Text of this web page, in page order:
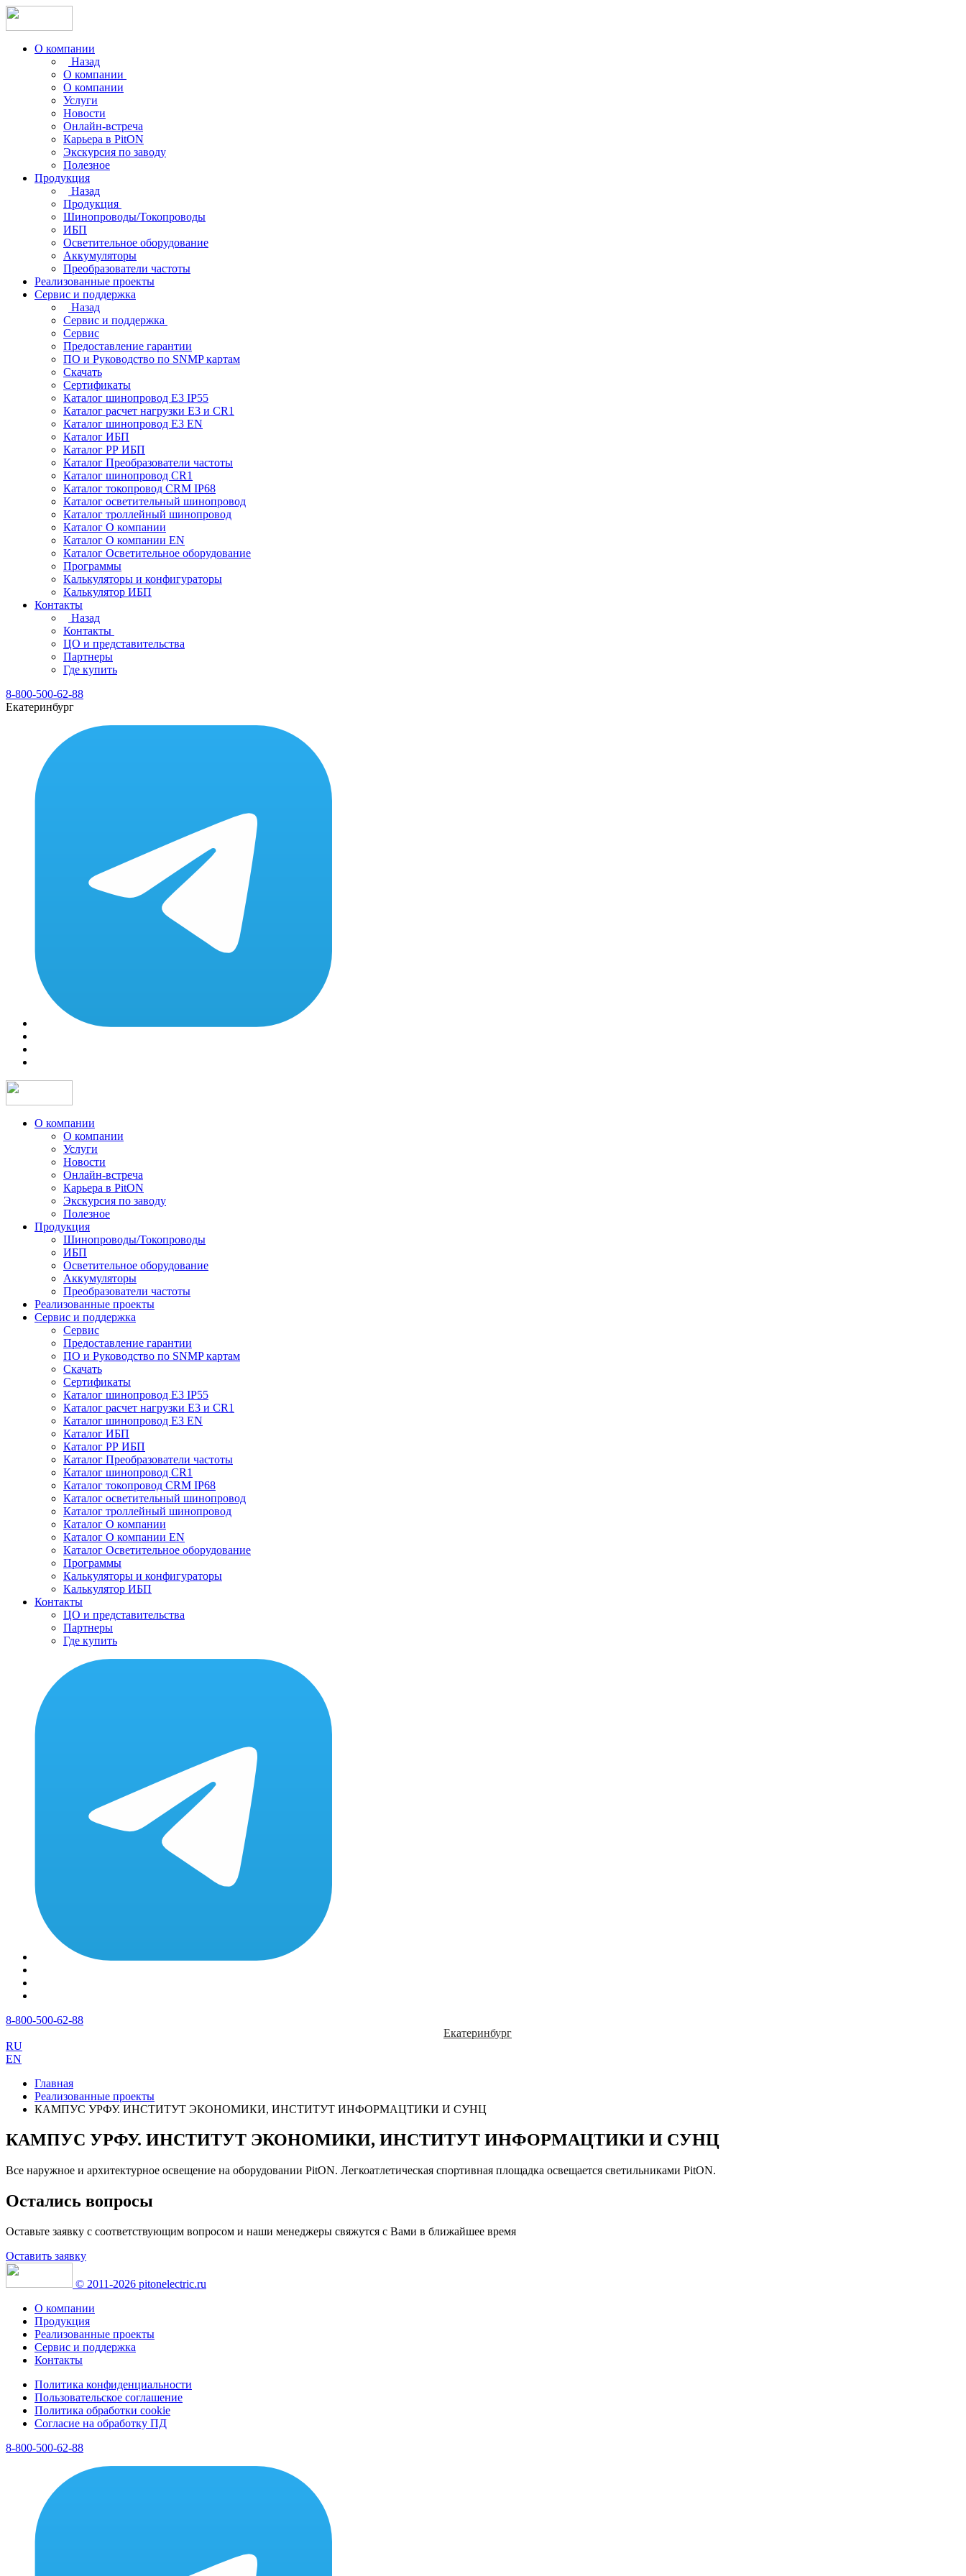
О компании
Назад
О компании
О компании
Услуги
Новости
Онлайн-встреча
Карьера в PitON
Экскурсия по заводу
Полезное
Продукция
Назад
Продукция
Шинопроводы/Токопроводы
ИБП
Осветительное оборудование
Аккумуляторы
Преобразователи частоты
Реализованные проекты
Сервис и поддержка
Назад
Сервис и поддержка
Сервис
Предоставление гарантии
ПО и Руководство по SNMP картам
Скачать
Сертификаты
Каталог шинопровод E3 IP55
Каталог расчет нагрузки Е3 и CR1
Каталог шинопровод E3 EN
Каталог ИБП
Каталог РР ИБП
Каталог Преобразователи частоты
Каталог шинопровод CR1
Каталог токопровод CRM IP68
Каталог осветительный шинопровод
Каталог троллейный шинопровод
Каталог О компании
Каталог О компании EN
Каталог Осветительное оборудование
Программы
Калькуляторы и конфигураторы
Калькулятор ИБП
Контакты
Назад
Контакты
ЦО и представительства
Партнеры
Где купить
8-800-500-62-88
Екатеринбург
О компании
О компании
Услуги
Новости
Онлайн-встреча
Карьера в PitON
Экскурсия по заводу
Полезное
Продукция
Шинопроводы/Токопроводы
ИБП
Осветительное оборудование
Аккумуляторы
Преобразователи частоты
Реализованные проекты
Сервис и поддержка
Сервис
Предоставление гарантии
ПО и Руководство по SNMP картам
Скачать
Сертификаты
Каталог шинопровод E3 IP55
Каталог расчет нагрузки Е3 и CR1
Каталог шинопровод E3 EN
Каталог ИБП
Каталог РР ИБП
Каталог Преобразователи частоты
Каталог шинопровод CR1
Каталог токопровод CRM IP68
Каталог осветительный шинопровод
Каталог троллейный шинопровод
Каталог О компании
Каталог О компании EN
Каталог Осветительное оборудование
Программы
Калькуляторы и конфигураторы
Калькулятор ИБП
Контакты
ЦО и представительства
Партнеры
Где купить
8-800-500-62-88
Екатеринбург
RU
EN
Главная
Реализованные проекты
КАМПУС УРФУ. ИНСТИТУТ ЭКОНОМИКИ, ИНСТИТУТ ИНФОРМАЦТИКИ И СУНЦ
КАМПУС УРФУ. ИНСТИТУТ ЭКОНОМИКИ, ИНСТИТУТ ИНФОРМАЦТИКИ И СУНЦ
Все наружное и архитектурное освещение на оборудовании PitON. Легкоатлетическая спортивная площадка освещается светильниками PitON.
Остались вопросы
Оставьте заявку с соответствующим вопросом и наши менеджеры свяжутся с Вами в ближайшее время
Оставить заявку
© 2011-2026 pitonelectric.ru
О компании
Продукция
Реализованные проекты
Сервис и поддержка
Контакты
Политика конфиденциальности
Пользовательское соглашение
Политика обработки cookie
Согласие на обработку ПД
8-800-500-62-88